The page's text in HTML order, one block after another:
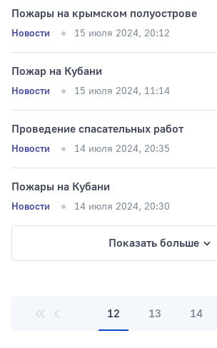
Пожары на крымском полуострове
Новости 15 июля 2024, 20:12
Пожар на Кубани
Новости 15 июля 2024, 11:14
Проведение спасательных pабот
Новости 14 июля 2024, 20:35
Пожары на Кубани
Новости 14 июля 2024, 20:30
Показать больше
12 13 14